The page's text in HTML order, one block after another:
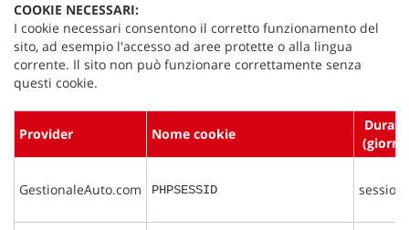
COOKIE NECESSARI:
I cookie necessari consentono il corretto funzionamento del
sito, ad esempio l'accesso ad aree protette o alla lingua
corrente. Il sito non può funzionare correttamente senza
questi cookie.
Provider Nome cookie
Durata
(giorni)
GestionaleAuto.com PHPSESSID